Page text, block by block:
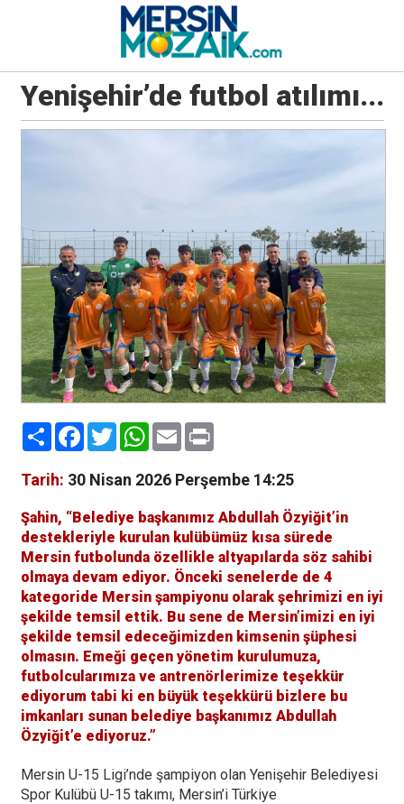
Yenişehir’de futbol atılımı...
PaylaşFacebook
TwitterWhatsApp
EmailPrint
Tarih: 30 Nisan 2026 Perşembe 14:25
Şahin, “Belediye başkanımız Abdullah Özyiğit’in
destekleriyle kurulan kulübümüz kısa sürede
Mersin futbolunda özellikle altyapılarda söz sahibi
olmaya devam ediyor. Önceki senelerde de 4
kategoride Mersin şampiyonu olarak şehrimizi en iyi
şekilde temsil ettik. Bu sene de Mersin’imizi en iyi
şekilde temsil edeceğimizden kimsenin şüphesi
olmasın. Emeği geçen yönetim kurulumuza,
futbolcularımıza ve antrenörlerimize teşekkür
ediyorum tabi ki en büyük teşekkürü bizlere bu
imkanları sunan belediye başkanımız Abdullah
Özyiğit’e ediyoruz.”
Mersin U-15 Ligi’nde şampiyon olan Yenişehir Belediyesi
Spor Kulübü U-15 takımı, Mersin’i Türkiye